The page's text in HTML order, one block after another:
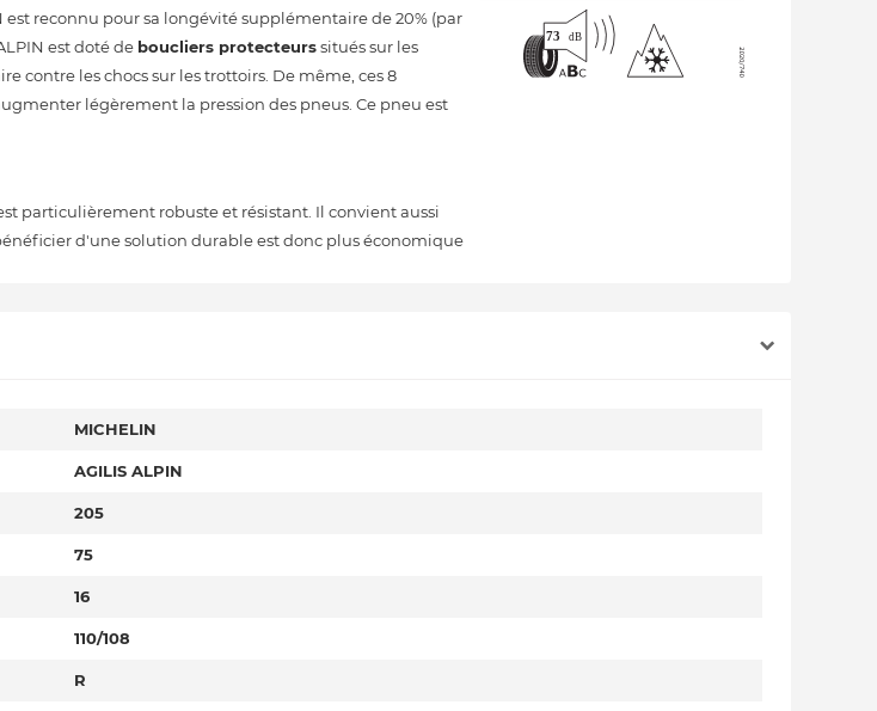
est reconnu pour sa longévité supplémentaire de 20% (par
est doté de boucliers protecteurssitués sur les
contre les chocs sur les trottoirs. De même, ces 8
légèrement la pression des pneus. Ce pneu est
particulièrement robuste et résistant. Il convient aussi
d'une solution durable est donc plus économique
MICHELIN
AGILIS ALPIN
205
75
16
110/108
R